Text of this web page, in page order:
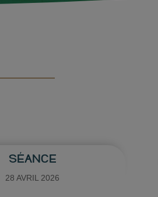
SÉANCE
28 AVRIL 2026